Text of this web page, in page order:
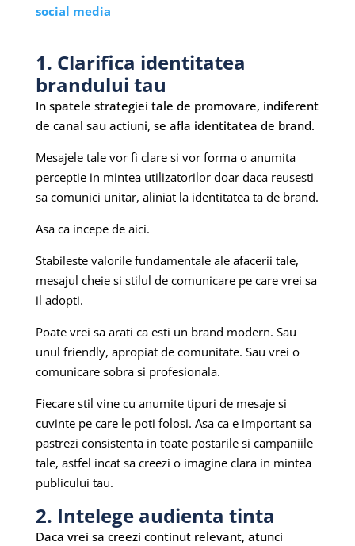
social media
1. Clarifica identitatea
brandului tau
In spatele strategiei tale de promovare, indiferent
de canal sau actiuni, se afla identitatea de brand.
Mesajele tale vor fi clare si vor forma o anumita
perceptie in mintea utilizatorilor doar daca reusesti
sa comunici unitar, aliniat la identitatea ta de brand.
Asa ca incepe de aici.
Stabileste valorile fundamentale ale afacerii tale,
mesajul cheie si stilul de comunicare pe care vrei sa
il adopti.
Poate vrei sa arati ca esti un brand modern. Sau
unul friendly, apropiat de comunitate. Sau vrei o
comunicare sobra si profesionala.
Fiecare stil vine cu anumite tipuri de mesaje si
cuvinte pe care le poti folosi. Asa ca e important sa
pastrezi consistenta in toate postarile si campaniile
tale, astfel incat sa creezi o imagine clara in mintea
publicului tau.
2. Intelege audienta tinta
Daca vrei sa creezi continut relevant, atunci